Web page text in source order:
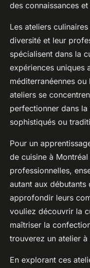
des connaissances
Les ateliers
diversité et leur
spécialisent dans la
expériences uniques
méditerranéennes ou
ateliers se
perfectionner dans
sophistiqués ou
Pour un
de cuisine à
professionnelles,
autant aux débutants
approfondir leurs
vouliez découvrir la
maîtriser la
trouverez un atelier
En explorant ces